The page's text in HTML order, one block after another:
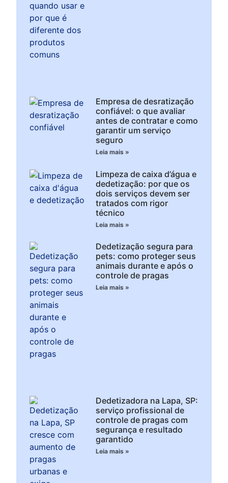
Empresa de desratização
confiável: o que avaliar
antes de contratar e como
garantir um serviço
seguro
Leia mais »
Limpeza de caixa d’água e
dedetização: por que os
dois serviços devem ser
tratados com rigor
técnico
Leia mais »
Dedetização segura para
pets: como proteger seus
animais durante e após o
controle de pragas
Leia mais »
Dedetizadora na Lapa, SP:
serviço profissional de
controle de pragas com
segurança e resultado
garantido
Leia mais »